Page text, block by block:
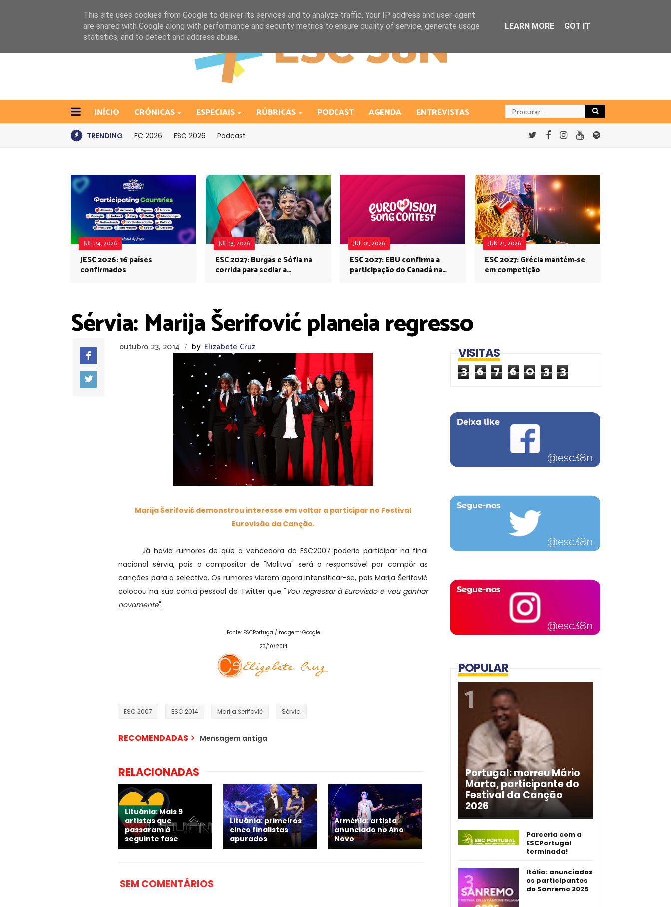
INÍCIO CRÓNICAS ESPECIAIS RÚBRICAS PODCAST AGENDA ENTREVISTAS
TRENDING FC 2026 ESC 2026 Podcast
JUL 24, 2026
JESC 2026: 16 países
confirmados
JUL 13, 2026
ESC 2027: Burgas e Sófia na
corrida para sediar a
JUL 01, 2026
ESC 2027: EBU confirma a
participação do Canadá na
JUN 21, 2026
ESC 2027: Grécia mantém-se
em competição
Sérvia: Marija Šerifović planeia regresso
outubro 23, 2014 / by Elizabete Cruz
Marija Šerifović demonstrou interesse em voltar a participar no Festival
Eurovisão da Canção.
Já havia rumores de que a vencedora do ESC2007 poderia participar na final
nacional sérvia, pois o compositor de "Molitva" será o responsável por compôr as
canções para a selectiva. Os rumores vieram agora intensificar-se, pois Marija Šerifović
colocou na sua conta pessoal do Twitter que "Vou regressar à Eurovisão e vou ganhar
novamente".
Fonte: ESCPortugal/Imagem: Google
23/10/2014
ESC 2007 ESC 2014 Marija Šerifović Sérvia
RECOMENDADAS Mensagem antiga
RELACIONADAS
Lituânia: Mais 9
artistas que
passaram à
seguinte fase
Lituânia: primeiros
cinco finalistas
apurados
Arménia: artista
anunciado no Ano
Novo
SEM COMENTÁRIOS
VISITAS
3 6 7 6 0 3 3
POPULAR
Portugal: morreu Mário
Marta, participante do
Festival da Canção
2026
Parceria com a
ESCPortugal
terminada!
Itália: anunciados
os participantes
do Sanremo 2025
This site uses cookies from Google to deliver its services and to analyze traffic. Your IP address and user-agent
are shared with Google along with performance and security metrics to ensure quality of service, generate usage
statistics, and to detect and address abuse.
LEARN MORE GOT IT